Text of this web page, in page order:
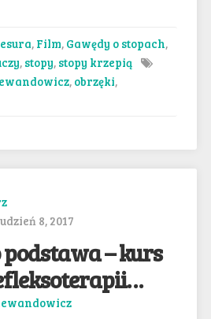
, Film, Gawędy o stopach,
, stopy, stopy krzepią
, obrzęki,
8, 2017
– kurs